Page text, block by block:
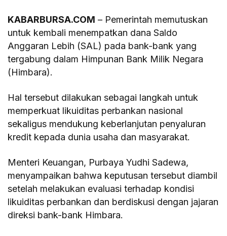
KABARBURSA.COM – Pemerintah memutuskan
untuk kembali menempatkan dana Saldo
Anggaran Lebih (SAL) pada bank-bank yang
tergabung dalam Himpunan Bank Milik Negara
(Himbara).
Hal tersebut dilakukan sebagai langkah untuk
memperkuat likuiditas perbankan nasional
sekaligus mendukung keberlanjutan penyaluran
kredit kepada dunia usaha dan masyarakat.
Menteri Keuangan, Purbaya Yudhi Sadewa,
menyampaikan bahwa keputusan tersebut diambil
setelah melakukan evaluasi terhadap kondisi
likuiditas perbankan dan berdiskusi dengan jajaran
direksi bank-bank Himbara.